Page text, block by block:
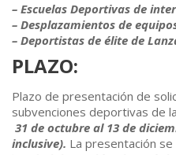
– Escuelas Deportivas de
– Desplazamientos de
– Deportistas de élite de
PLAZO:
Plazo de presentación de
subvenciones deportivas de
31 de octubre al 13 de
inclusive). La presentación